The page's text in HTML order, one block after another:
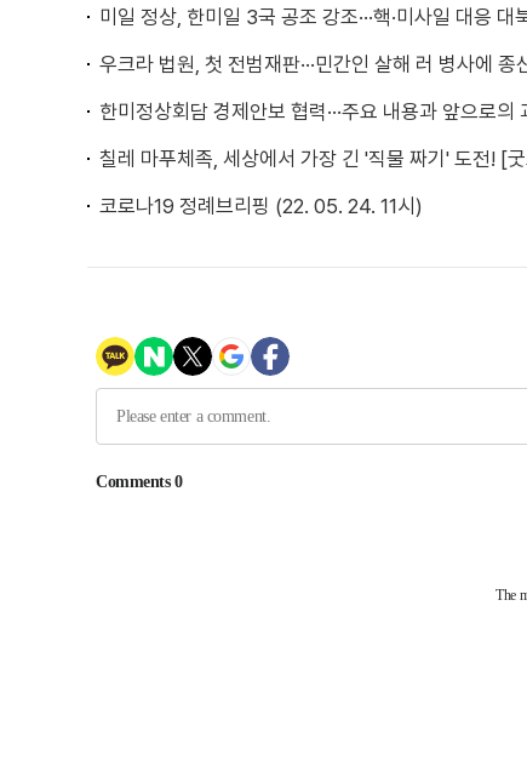
미일 정상, 한미일 3국 공조 강조···핵·미사일 대응 대
우크라 법원, 첫 전범재판···민간인 살해 러 병사에
한미정상회담 경제안보 협력···주요 내용과 앞으로의
칠레 마푸체족, 세상에서 가장 긴 '직물 짜기' 도전! [
코로나19 정례브리핑 (22. 05. 24. 11시)